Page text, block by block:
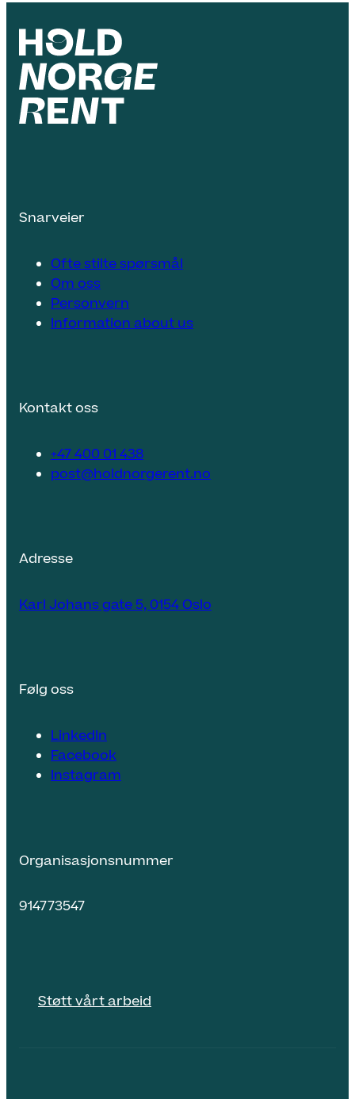
Snarveier
Ofte stilte spørsmål
Om oss
Personvern
Information about us
Kontakt oss
+47 400 01 438
post@holdnorgerent.no
Adresse
Karl Johans gate 5, 0154 Oslo
Følg oss
LinkedIn
Facebook
Instagram
Organisasjonsnummer
914773547
Støtt vårt arbeid